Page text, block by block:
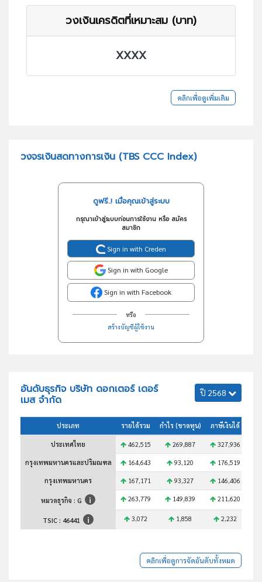
วงเงินเครดิตที่เหมาะสม (บาท)
XXXX
คลิกเพื่อดูเพิ่มเติม
วงจรเงินสดทางการเงิน (TBS CCC Index)
ดูฟรี..! เมื่อคุณเข้าสู่ระบบ
กรุณาเข้าสู่ระบบก่อนการใช้งาน หรือ สมัคร
สมาชิก
Sign in with Creden
Sign in with Google
Sign in with Facebook
หรือ
สร้างบัญชีผู้ใช้งาน
อันดับธุรกิจ บริษัท ดอกเตอร์ เดอร์
เมส จำกัด
ปี 2568
ประเภท รายได้รวม กำไร (ขาดทุน) ภาษีเงินได้
ประเทศไทย 462,515 269,887 327,936
กรุงเทพมหานครและปริมณฑล 164,643 93,120 176,519
กรุงเทพมหานคร 167,171 93,327 146,406
หมวดธุรกิจ : G 263,779 149,839 211,620
TSIC : 46441 3,072 1,858 2,232
คลิกเพื่อดูการจัดอันดับทั้งหมด